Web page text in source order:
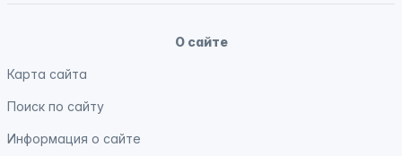
О сайте
Карта сайта
Поиск по сайту
Информация о сайте